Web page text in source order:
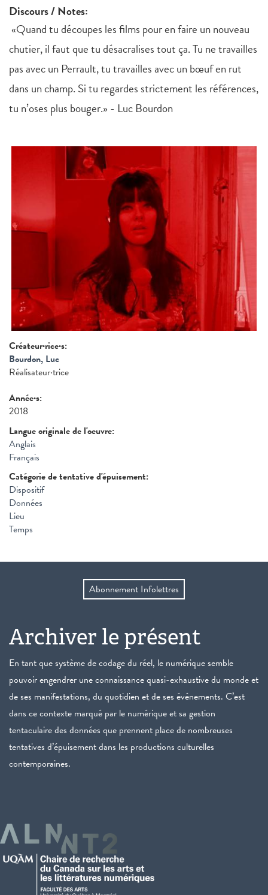
Discours / Notes:
«Quand tu découpes les films pour en faire un nouveau
chutier, il faut que tu désacralises tout ça. Tu ne travailles
pas avec un Perrault, tu travailles avec un bœuf en rut
dans un champ. Si tu regardes strictement les références,
tu n’oses plus bouger.» - Luc Bourdon
Créateur·rice·s:
Bourdon, Luc
Réalisateur·trice
Année·s:
2018
Langue originale de l'oeuvre:
Anglais
Français
Catégorie de tentative d'épuisement:
Dispositif
Données
Lieu
Temps
Abonnement Infolettres
Archiver le présent
En tant que système de codage du réel, le numérique semble
pouvoir engendrer une connaissance quasi-exhaustive du monde et
de ses manifestations, du quotidien et de ses événements. C’est
dans ce contexte marqué par le numérique et sa gestion
tentaculaire des données que prennent place de nombreuses
tentatives d’épuisement dans les productions culturelles
contemporaines.